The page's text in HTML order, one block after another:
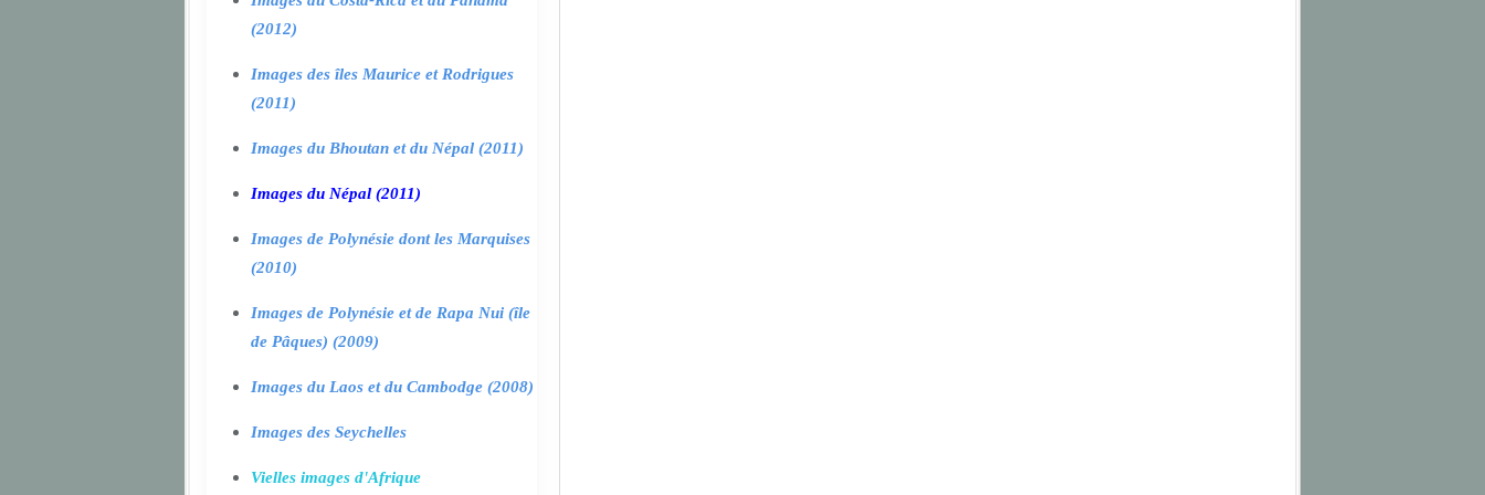
(2012)
Images des îles Maurice et Rodrigues
(2011)
Images du Bhoutan et du Népal (2011)
Images du Népal (2011)
Images de Polynésie dont les Marquises
(2010)
Images de Polynésie et de Rapa Nui (île
de Pâques) (2009)
Images du Laos et du Cambodge (2008)
Images des Seychelles
Vielles images d'Afrique